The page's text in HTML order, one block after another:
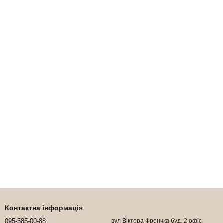
Контактна інформація
095-585-00-88 вул Віктора Френчка буд. 2 офіс